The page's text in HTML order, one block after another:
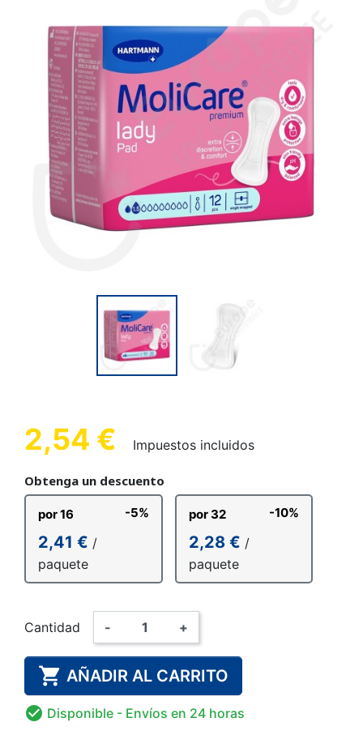
2,54 € Impuestos incluidos
Obtenga un descuento
por 16 -5%
2,41 € /
paquete
por 32 -10%
2,28 € /
paquete
Cantidad - +
 AÑADIR AL CARRITO
 Disponible - Envíos en 24 horas